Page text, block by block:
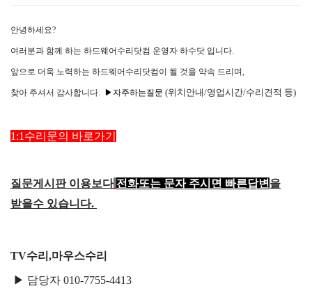
2024년 한가위 휴일 안내
택배비인상안내
안녕하세요?
여러분과 함께 하는 하드웨어수리닷컴 운영자 하수닷 입니다.
앞으로 더욱 노력하는 하드웨어수리닷컴이 될 것을 약속 드리며,
찾아 주셔서 감사합니다. ▶자주하는질문 (위치안내/영업시간/수리견적 등)
1:1수리문의 바로가기
질문게시판 이용보다 전화또는 문자 주시면 빠른답변 을
받을수 있습니다.
TV수리,마우스수리
▶ 담당자 010-7755-4413